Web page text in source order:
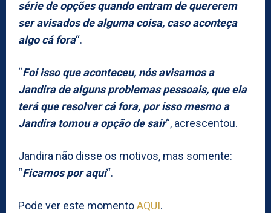
série de opções quando entram de quererem
ser avisados de alguma coisa, caso aconteça
algo cá fora“.
“Foi isso que aconteceu, nós avisamos a
Jandira de alguns problemas pessoais, que ela
terá que resolver cá fora, por isso mesmo a
Jandira tomou a opção de sair“, acrescentou.
Jandira não disse os motivos, mas somente:
“Ficamos por aqui“.
Pode ver este momentoAQUI.